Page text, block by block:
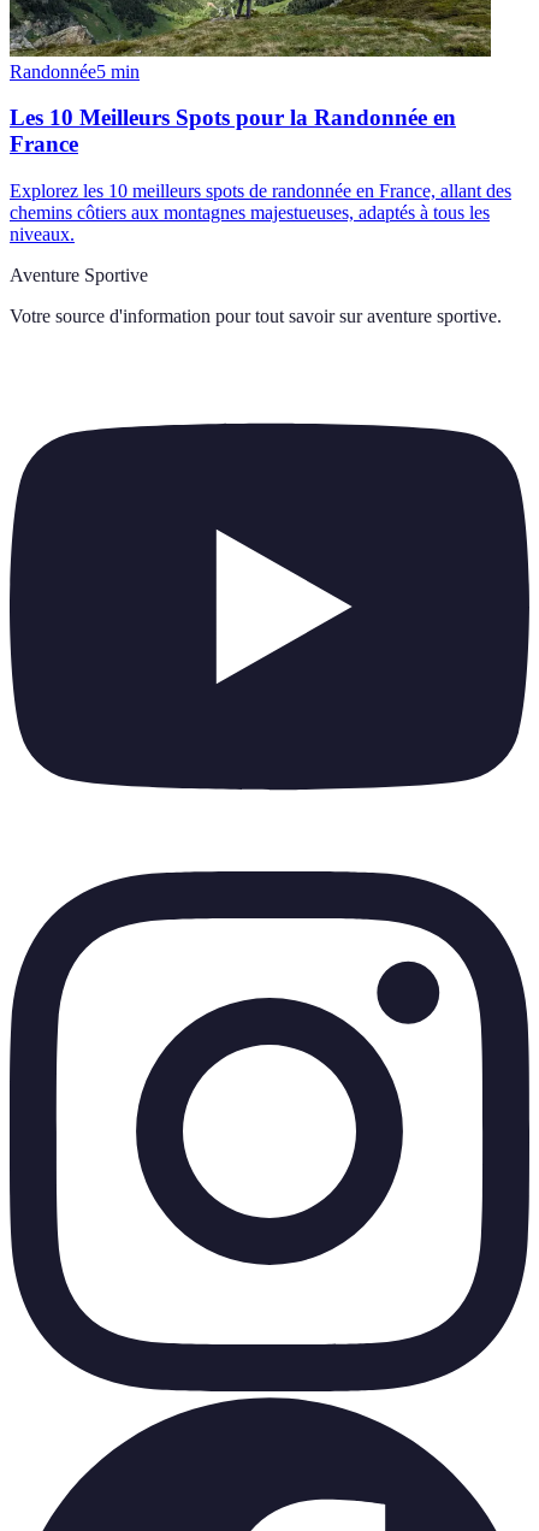
Randonnée5 min
Les 10 Meilleurs Spots pour la Randonnée en
France
Explorez les 10 meilleurs spots de randonnée en France, allant des
chemins côtiers aux montagnes majestueuses, adaptés à tous les
niveaux.
Aventure Sportive
Votre source d'information pour tout savoir sur aventure sportive.